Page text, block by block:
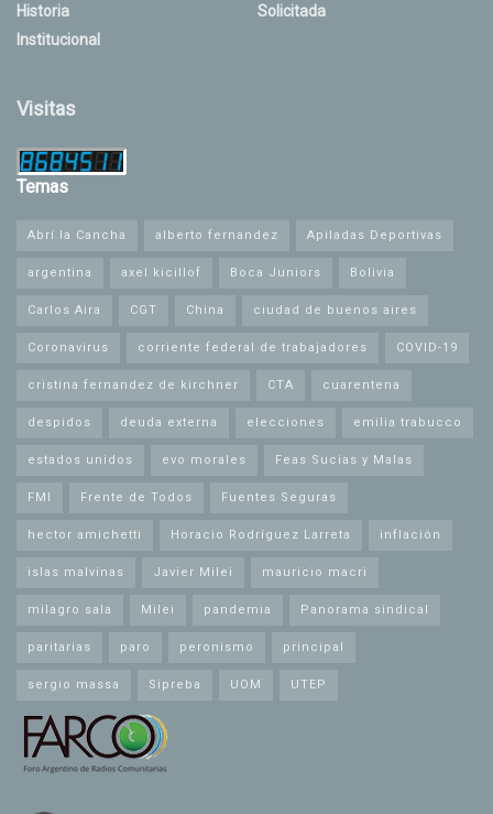
Historia
Institucional
Solicitada
Visitas
Temas
Abrí la Cancha alberto fernandez Apiladas Deportivas
argentina axel kicillof Boca Juniors Bolivia
Carlos Aira CGT China ciudad de buenos aires
Coronavirus corriente federal de trabajadores COVID-19
cristina fernandez de kirchner CTA cuarentena
despidos deuda externa elecciones emilia trabucco
estados unidos evo morales Feas Sucias y Malas
FMI Frente de Todos Fuentes Seguras
hector amichetti Horacio Rodríguez Larreta inflación
islas malvinas Javier Milei mauricio macri
milagro sala Milei pandemia Panorama sindical
paritarias paro peronismo principal
sergio massa Sipreba UOM UTEP